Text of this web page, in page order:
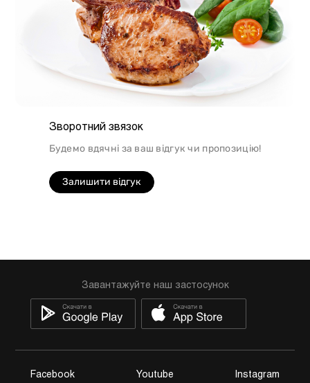
Зворотний звязок
Будемо вдячні за ваш відгук чи пропозицію!
Залишити відгук
Завантажуйте наш застосунок
Facebook Youtube Instagram